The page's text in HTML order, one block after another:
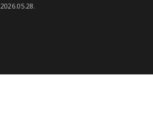
2026.05.28.